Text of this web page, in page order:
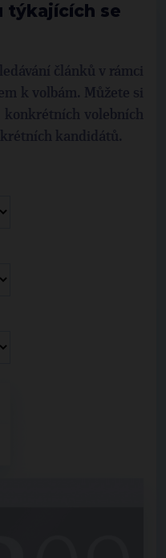
týkajících se
článků v rámci
k volbám. Můžete si
volebních
kandidátů.